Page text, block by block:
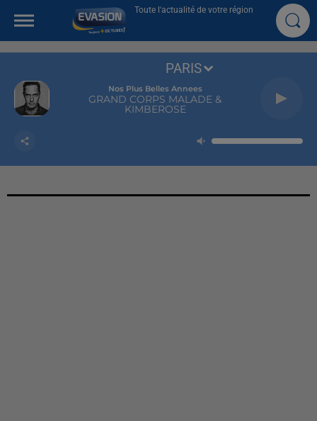
Toute l'actualité de votre région
Nos Plus Belles Annees
GRAND CORPS MALADE &
KIMBEROSE
PARIS